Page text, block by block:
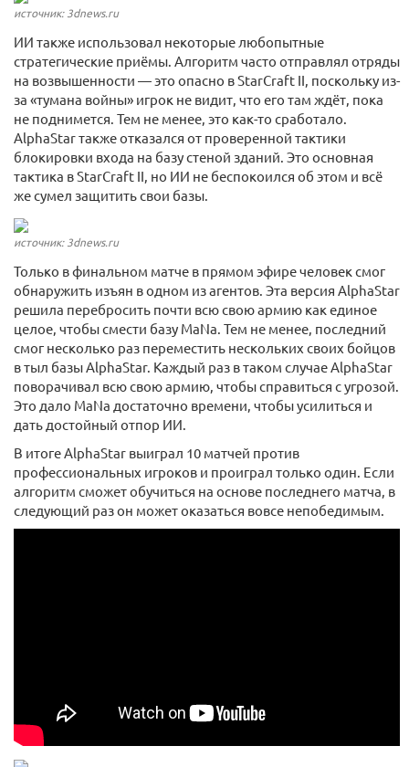
источник: 3dnews.ru
ИИ также использовал некоторые любопытные
стратегические приёмы. Алгоритм часто отправлял отряды
на возвышенности — это опасно в StarCraft II, поскольку из-
за «тумана войны» игрок не видит, что его там ждёт, пока
не поднимется. Тем не менее, это как-то сработало.
AlphaStar также отказался от проверенной тактики
блокировки входа на базу стеной зданий. Это основная
тактика в StarCraft II, но ИИ не беспокоился об этом и всё
же сумел защитить свои базы.
источник: 3dnews.ru
Только в финальном матче в прямом эфире человек смог
обнаружить изъян в одном из агентов. Эта версия AlphaStar
решила перебросить почти всю свою армию как единое
целое, чтобы смести базу MaNa. Тем не менее, последний
смог несколько раз переместить нескольких своих бойцов
в тыл базы AlphaStar. Каждый раз в таком случае AlphaStar
поворачивал всю свою армию, чтобы справиться с угрозой.
Это дало MaNa достаточно времени, чтобы усилиться и
дать достойный отпор ИИ.
В итоге AlphaStar выиграл 10 матчей против
профессиональных игроков и проиграл только один. Если
алгоритм сможет обучиться на основе последнего матча, в
следующий раз он может оказаться вовсе непобедимым.